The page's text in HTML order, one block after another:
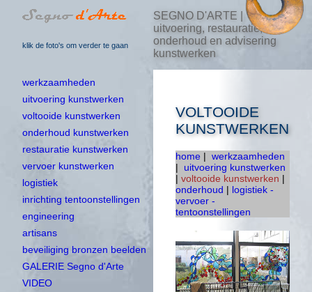
klik de foto's om verder te gaan
SEGNO D'ARTE |
uitvoering, restauratie,
onderhoud en advisering
kunstwerken
werkzaamheden
uitvoering kunstwerken
voltooide kunstwerken
onderhoud kunstwerken
restauratie kunstwerken
vervoer kunstwerken
logistiek
inrichting tentoonstellingen
engineering
artisans
beveiliging bronzen beelden
GALERIE Segno d'Arte
VIDEO
VOLTOOIDE
KUNSTWERKEN
home | werkzaamheden
| uitvoering kunstwerken
| voltooide kunstwerken |
onderhoud | logistiek -
vervoer -
tentoonstellingen